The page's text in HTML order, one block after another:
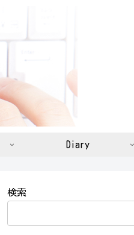
Diary
検索